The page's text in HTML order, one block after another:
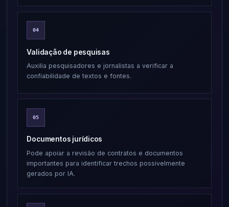
04
Validação de pesquisas
Auxilia pesquisadores e jornalistas a verificar a
confiabilidade de textos e fontes.
05
Documentos jurídicos
Pode apoiar a revisão de contratos e documentos
importantes para identificar trechos possivelmente
gerados por IA.